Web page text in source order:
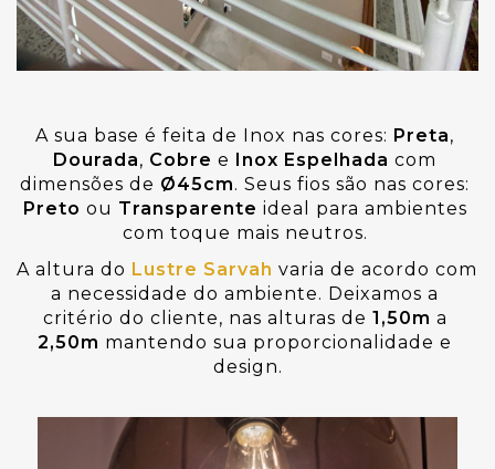
A sua base é feita de Inox nas cores: Preta,
Dourada, Cobre e Inox Espelhada com
dimensões de Ø45cm
Preto ou Transparente ideal para ambientes
com toque mais neutros.
A altura do Lustre Sarvah varia de acordo com
a necessidade do ambiente. Deixamos a
critério do cliente, nas alturas de 1,50m a
2,50m mantendo sua proporcionalidade e
design.